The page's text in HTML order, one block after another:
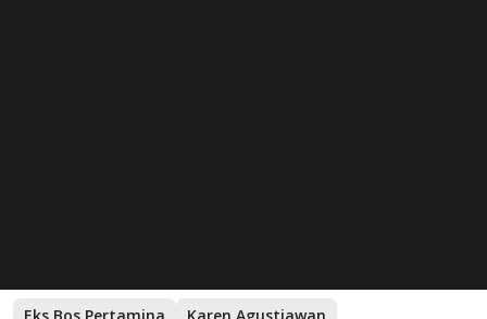
Eks Bos Pertamina
Karen Agustiawan